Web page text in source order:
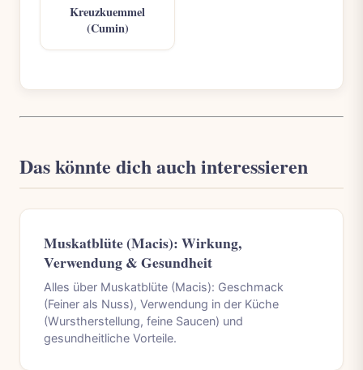
Kreuzkuemmel
(Cumin)
Das könnte dich auch interessieren
Muskatblüte (Macis): Wirkung,
Verwendung & Gesundheit
Alles über Muskatblüte (Macis): Geschmack
(Feiner als Nuss), Verwendung in der Küche
(Wurstherstellung, feine Saucen) und
gesundheitliche Vorteile.